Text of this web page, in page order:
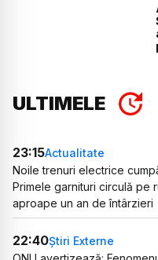
ULTIMELE
23:15Actualitate
Noile trenuri electrice
Primele garnituri circulă pe
aproape un an de întârzieri
22:40Știri Externe